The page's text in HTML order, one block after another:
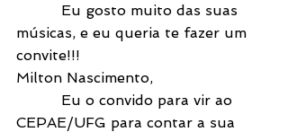
músicas, e eu queria te fazer um
convite!!!
Milton Nascimento,
CEPAE/UFG para contar a sua